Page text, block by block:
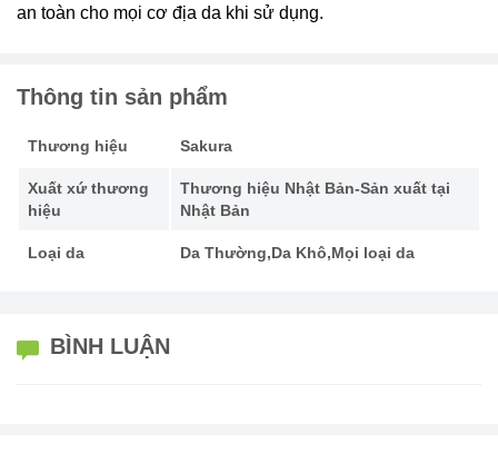
an toàn cho mọi cơ địa da khi sử dụng.
Thông tin sản phẩm
Thương hiệu Sakura
Xuất xứ thương
hiệu
Thương hiệu Nhật Bản-Sản xuất tại
Nhật Bản
Loại da Da Thường,Da Khô,Mọi loại da
BÌNH LUẬN